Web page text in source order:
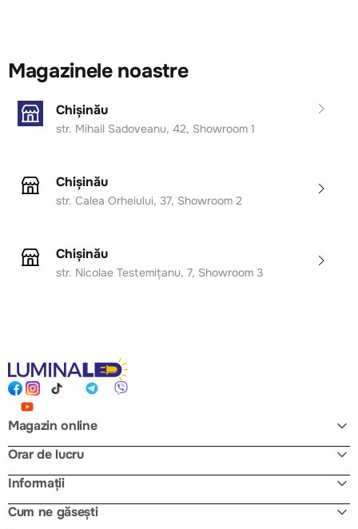
Magazinele noastre
Chișinău
str. Mihail Sadoveanu, 42, Showroom 1
Chișinău
str. Calea Orheiului, 37, Showroom 2
Chișinău
str. Nicolae Testemițanu, 7, Showroom 3
Magazin online
Orar de lucru
Informații
Cum ne găsești